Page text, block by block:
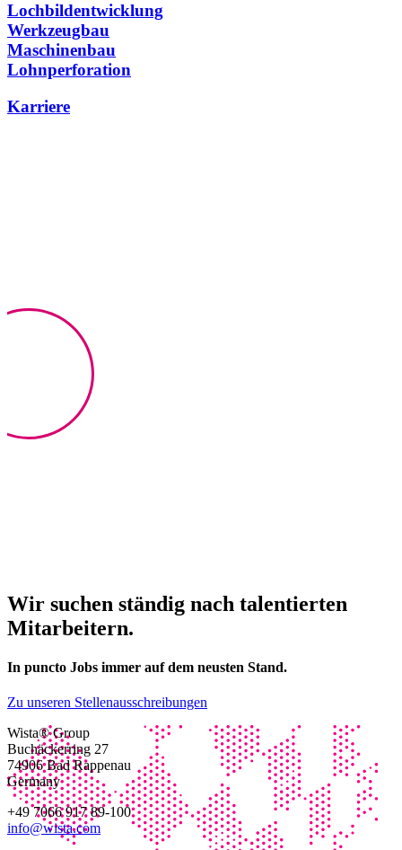
Lochbildentwicklung
Werkzeugbau
Maschinenbau
Lohnperforation
Karriere
Wir suchen ständig nach talentierten
Mitarbeitern.
In puncto Jobs immer auf dem neusten Stand.
Zu unseren Stellenausschreibungen
Wista® Group
Buchäckerring 27
74906 Bad Rappenau
Germany
+49 7066 917 89-100
info@wista.com